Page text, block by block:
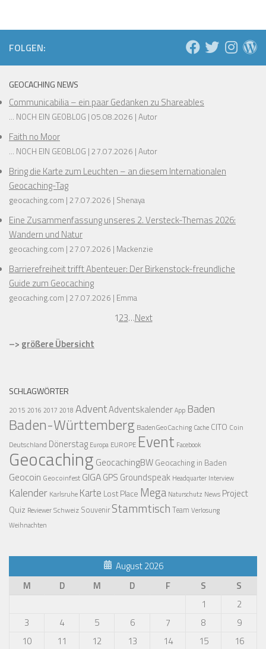
FOLGEN:
GEOCACHING NEWS
Communicabilia – ein paar Gedanken zu Shareables
... NOCH EIN GEOBLOG 05.08.2026 Autor
Faith no Moor
... NOCH EIN GEOBLOG 27.07.2026 Autor
Bring die Karte zum Leuchten – an diesem Internationalen
Geocaching-Tag
geocaching.com 27.07.2026 Shenaya
Eine Zusammenfassung unseres 2. Versteck-Themas 2026:
Wandern und Natur
geocaching.com 27.07.2026 Mackenzie
Barrierefreiheit trifft Abenteuer: Der Birkenstock-freundliche
Guide zum Geocaching
geocaching.com 27.07.2026 Emma
123…Next
–> größere Übersicht
SCHLAGWÖRTER
2015 2016 2017 2018 AdventAdventskalenderApp Baden
Baden-Württemberg BadenGeoCaching Cache CITO Coin
Deutschland Dönerstag Europa EUROPE Event Facebook
Geocaching GeocachingBW Geocaching in Baden
Geocoin Geocoinfest GIGAGPS Groundspeak Headquarter Interview
Kalender Karlsruhe Karte Lost Place Mega Naturschutz News Project
Quiz ReviewerSchweiz Souvenir Stammtisch Team Verlosung
Weihnachten
August 2026
M
D M D F S
S
1
2
3
4 5 6 7 8
9
10
11 12 13 14 15
16